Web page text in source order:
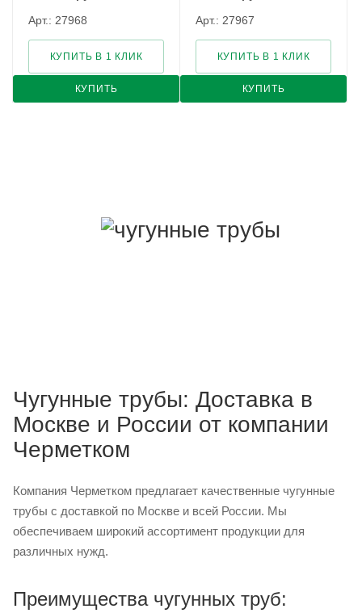
Арт.: 27968
КУПИТЬ
КУПИТЬ В 1 КЛИК
Арт.: 27967
КУПИТЬ
КУПИТЬ В 1 КЛИК
Чугунные трубы: Доставка в
Москве и России от компании
Черметком
Компания Черметком предлагает качественные чугунные
трубы с доставкой по Москве и всей России. Мы
обеспечиваем широкий ассортимент продукции для
различных нужд.
Преимущества чугунных труб: